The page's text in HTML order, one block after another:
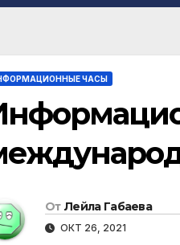
ЧАСЫ
От Лейла Габаева
ОКТ 26, 2021